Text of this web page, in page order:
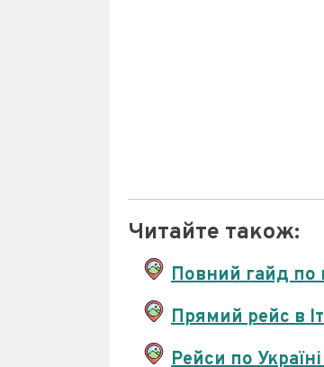
Читайте також:
Повний гайд по
Прямий рейс в
Рейси по